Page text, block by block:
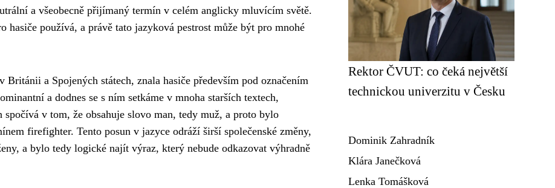
a všeobecně přijímaný termín v celém anglicky mluvícím světě.
používá, a právě tato jazyková pestrost může být pro mnohé
a Spojených státech, znala hasiče především pod označením
a dodnes se s ním setkáme v mnoha starších textech,
v tom, že obsahuje slovo man, tedy muž, a proto bylo
firefighter. Tento posun v jazyce odráží širší společenské změny,
a bylo tedy logické najít výraz, který nebude odkazovat výhradně
Rektor ČVUT: co čeká největší
technickou univerzitu v Česku
Dominik Zahradník
Klára Janečková
Lenka Tomášková